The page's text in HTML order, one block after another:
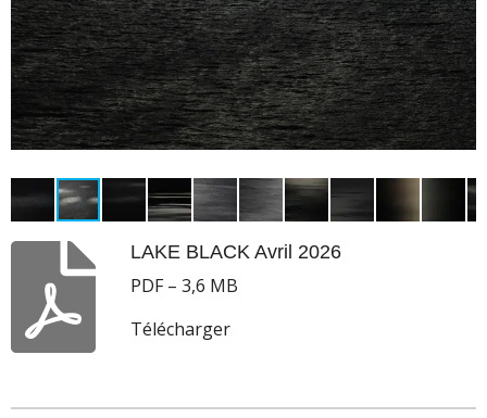
LAKE BLACK Avril 2026
PDF – 3,6 MB
Télécharger